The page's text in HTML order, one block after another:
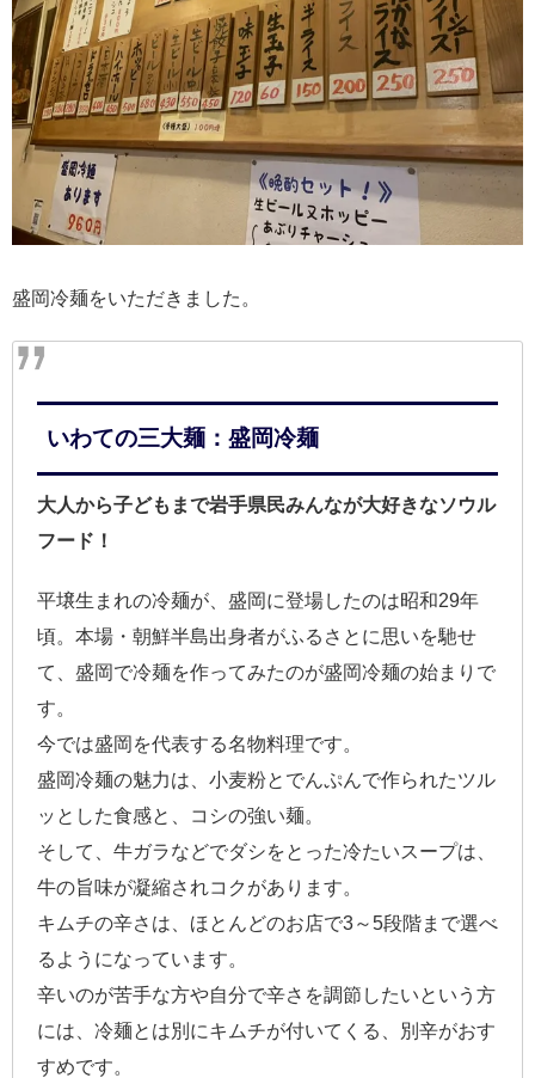
盛岡冷麺をいただきました。
いわての三大麺：盛岡冷麺
大人から子どもまで岩手県民みんなが大好きなソウル
フード！
平壌生まれの冷麺が、盛岡に登場したのは昭和29年
頃。本場・朝鮮半島出身者がふるさとに思いを馳せ
て、盛岡で冷麺を作ってみたのが盛岡冷麺の始まりで
す。
今では盛岡を代表する名物料理です。
盛岡冷麺の魅力は、小麦粉とでんぷんで作られたツル
ッとした食感と、コシの強い麺。
そして、牛ガラなどでダシをとった冷たいスープは、
牛の旨味が凝縮されコクがあります。
キムチの辛さは、ほとんどのお店で3～5段階まで選べ
るようになっています。
辛いのが苦手な方や自分で辛さを調節したいという方
には、冷麺とは別にキムチが付いてくる、別辛がおす
すめです。